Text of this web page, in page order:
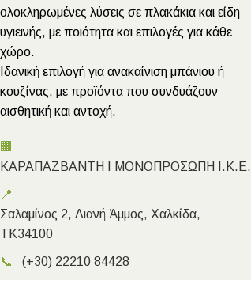
ολοκληρωμένες λύσεις σε πλακάκια και είδη
υγιεινής, με ποιότητα και επιλογές για κάθε
χώρο.
Ιδανική επιλογή για ανακαίνιση μπάνιου ή
κουζίνας, με προϊόντα που συνδυάζουν
αισθητική και αντοχή.
🏢
ΚΑΡΑΠΑΖΒΑΝΤΗ Ι ΜΟΝΟΠΡΟΣΩΠΗ Ι.Κ.Ε.
📍
Σαλαμίνος 2, Λιανή Άμμος, Χαλκίδα,
ΤΚ34100
📞 (+30) 22210 84428